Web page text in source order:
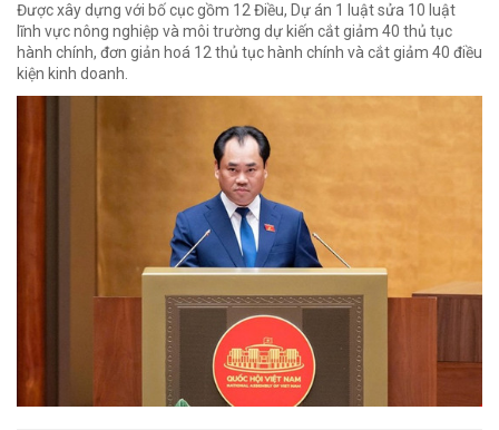
Được xây dựng với bố cục gồm 12 Điều, Dự án 1 luật sửa 10 luật
lĩnh vực nông nghiệp và môi trường dự kiến cắt giảm 40 thủ tục
hành chính, đơn giản hoá 12 thủ tục hành chính và cắt giảm 40 điều
kiện kinh doanh.